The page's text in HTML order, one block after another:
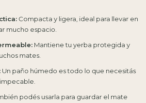
Compacta y ligera, ideal para llevar en
mucho espacio.
Mantiene tu yerba protegida y
mates.
Un paño húmedo es todo lo que necesitás
podés usarla para guardar el mate